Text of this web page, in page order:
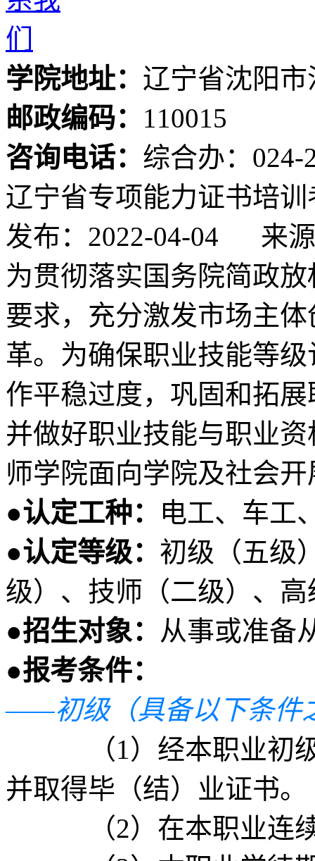
学院地址： 辽宁省沈阳
邮政编码： 110015
咨询电话： 综合办：024-
辽宁省专项能力证书培
发布：2022-04-04 来
为贯彻落实国务院简政
要求，充分激发市场主
革。为确保职业技能等
作平稳过度，巩固和拓
并做好职业技能与职业
师学院面向学院及社会
●认定工种：
电工、车工
●认定等级： 初级（五级
级）、技师（二级）、
●招生对象： 从事或准备
●报考条件：
——初级（具备以下条件
（1）经本职业初级
并取得毕（结）业证书。
（2）在本职业连续